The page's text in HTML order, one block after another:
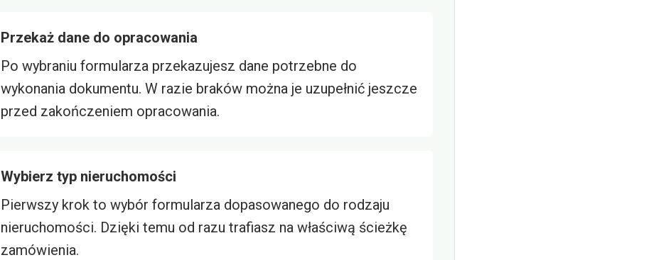
Przekaż dane do opracowania
Po wybraniu formularza przekazujesz dane potrzebne do
wykonania dokumentu. W razie braków można je uzupełnić jeszcze
przed zakończeniem opracowania.
Wybierz typ nieruchomości
Pierwszy krok to wybór formularza dopasowanego do rodzaju
nieruchomości. Dzięki temu od razu trafiasz na właściwą ścieżkę
zamówienia.